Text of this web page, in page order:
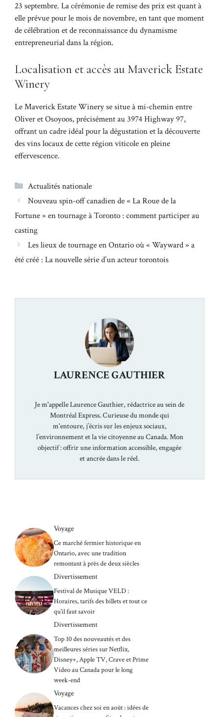
23 septembre. La cérémonie de remise des prix est quant à
elle prévue pour le mois de novembre, en tant que moment
de célébration et de reconnaissance du dynamisme
entrepreneurial dans la région.
Localisation et accès au Maverick Estate
Winery
Le Maverick Estate Winery se situe à mi-chemin entre
Oliver et Osoyoos, précisément au 3974 Highway 97,
offrant un cadre idéal pour la dégustation et la découverte
des vins locaux de cette région viticole en pleine
effervescence.
Catégories
Actualités nationale
Nouveau spin-off canadien de « La Roue de la
Fortune » en tournage à Toronto : comment participer au
casting
Les lieux de tournage en Ontario où « Wayward » a
été créé : La nouvelle série d’un acteur torontois
LAURENCE GAUTHIER
Je m'appelle Laurence Gauthier, rédactrice au sein de
Montréal Express. Curieuse du monde qui
m'entoure, j’écris sur les enjeux sociaux,
l’environnement et la vie citoyenne au Canada. Mon
objectif : offrir une information accessible, engagée
et ancrée dans le réel.
Voyage
Ce marché fermier historique en
Ontario, avec une tradition
remontant à près de deux siècles
Divertissement
Festival de Musique VELD :
Horaires, tarifs des billets et tout ce
qu’il faut savoir
Divertissement
Top 10 des nouveautés et des
meilleures séries sur Netflix,
Disney+, Apple TV, Crave et Prime
Video au Canada pour le long
week-end
Voyage
Vacances chez soi en août : idées de